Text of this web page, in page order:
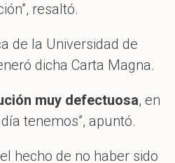
resaltó.
de la Universidad de
dicha Carta Magna.
muy defectuosa, en
tenemos”, apuntó.
hecho de no haber sido